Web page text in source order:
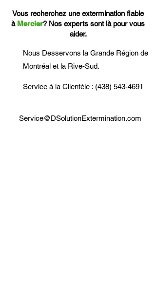
Vous recherchez une extermination fiable
à Mercier? Nos experts sont là pour vous
aider.
Nous Desservons la Grande Région de
Montréal et la Rive-Sud.
Service à la Clientèle : (438) 543-4691
Service@DSolutionExtermination.com